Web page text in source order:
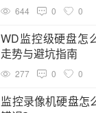
644 0 0
WD监控级硬盘怎
走势与避坑指南
277 0 0
监控录像机硬盘怎